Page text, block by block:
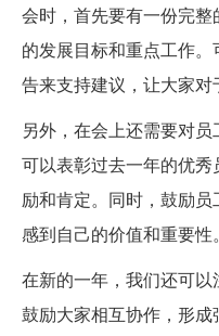
会时，首先要有一份完
的发展目标和重点工作
告来支持建议，让大家对
另外，在会上还需要对员
可以表彰过去一年的优
励和肯定。同时，鼓励
感到自己的价值和重要性。
在新的一年，我们还可以
鼓励大家相互协作，形